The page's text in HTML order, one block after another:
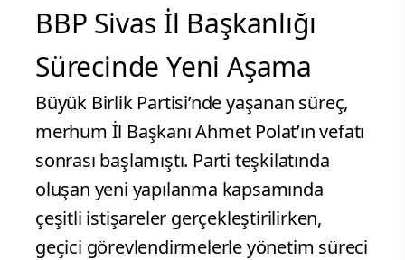
BBP Sivas İl Başkanlığı
Sürecinde Yeni Aşama
Büyük Birlik Partisi’nde yaşanan süreç,
merhum İl Başkanı Ahmet Polat’ın vefatı
sonrası başlamıştı. Parti teşkilatında
oluşan yeni yapılanma kapsamında
çeşitli istişareler gerçekleştirilirken,
geçici görevlendirmelerle yönetim süreci